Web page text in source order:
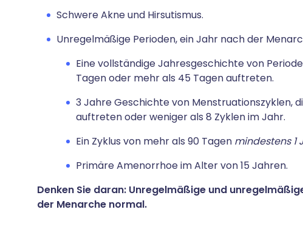
Schwere Akne und Hirsutismus.
Unregelmäßige Perioden, ein Jahr nach der
Eine vollständige Jahresgeschichte von
Tagen oder mehr als 45 Tagen auftreten.
3 Jahre Geschichte von Menstruationszyklen,
auftreten oder weniger als 8 Zyklen im Jahr.
Ein Zyklus von mehr als 90 Tagen mindestens 1
Primäre Amenorrhoe im Alter von 15 Jahren.
Denken Sie daran: Unregelmäßige und
der Menarche normal.